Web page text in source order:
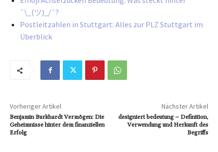
¯\_(ツ)_/¯?
Postleitzahlen in Stuttgart: Alles zur PLZ Stuttgart im
Überblick
Vorheriger Artikel
Benjamin Burkhardt Vermögen: Die
Geheimnisse hinter dem finanziellen
Erfolg
Nächster Artikel
designiert bedeutung – Definition,
Verwendung und Herkunft des
Begriffs